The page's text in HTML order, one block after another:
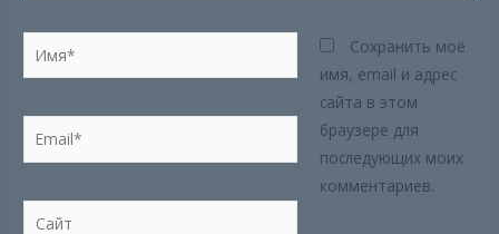
Email*
Сайт
Сохранить моё
имя, email и адрес
сайта в этом
браузере для
последующих моих
комментариев.